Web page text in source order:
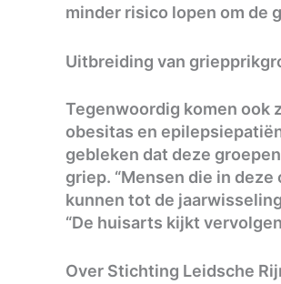
minder risico lopen om de
Uitbreiding van
Tegenwoordig komen ook
obesitas en
gebleken dat deze
griep. “Mensen die in
kunnen tot de
“De huisarts kijkt
Over Stichting Leidsche